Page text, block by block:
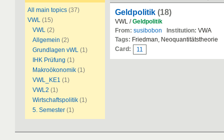
All main topics (37)
VWL (15)
VWL (2)
Allgemein (2)
Grundlagen vWL (1)
IHK Prüfung (1)
Makroökonomik (1)
VWL_KE1 (1)
VWL2 (1)
Wirtschaftspolitik (1)
5. Semester (1)
Geldpolitik (18)
VWL /Geldpolitik
From: susibobon Institution: VWA
Tags: Friedman, Neoquantitätstheorie
Card:
11